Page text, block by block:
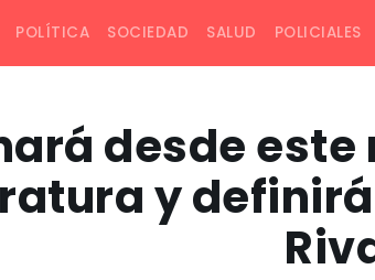
POLÍTICA SOCIEDAD SALUD POLICIALES
desde
y